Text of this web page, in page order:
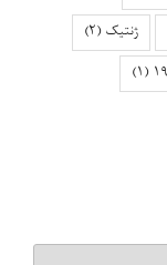
ژنتیک (2)
(1)